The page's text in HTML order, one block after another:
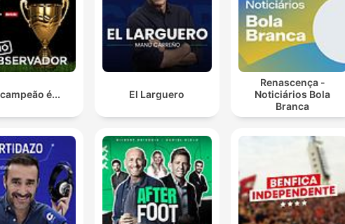
é... El Larguero
Renascença -
Noticiários Bola
Branca